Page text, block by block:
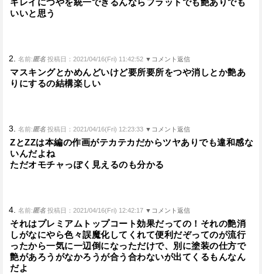
キレイにつやを統一できるんならフラットでも艶ありでも
いいと思う
2. 名前:匿名 投稿日：2021/04/16(Fri) 11:42:52 ▼コメント返信
マスキングとかめんどいけど要所要所をつや消しとか艶あ
りにするの結構楽しい
3. 名前:匿名 投稿日：2021/04/16(Fri) 12:23:33 ▼コメント返信
ZとZZは本編の作画がテカテカだからツヤありでも違和感な
いんだよね
ただオモチャっぽく見えるのも分かる
4. 名前:匿名 投稿日：2021/04/16(Fri) 12:42:17 ▼コメント返信
それはプレミアムトップコート効果だっての！それの艶消
しがなにやら色々誤魔化してくれて便利だぞってのが流行
ったから一気に一辺倒になっただけで、別に塗装の仕方で
艶があろうがなかろうが合う合わないが出てくるもんなん
だよ